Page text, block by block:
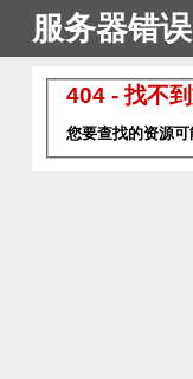
服务器错误
404 - 找不到
您要查找的资源可